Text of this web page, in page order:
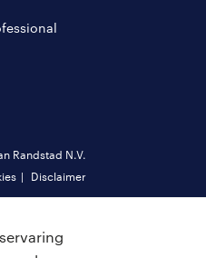
Randstad N.V.
Disclaimer